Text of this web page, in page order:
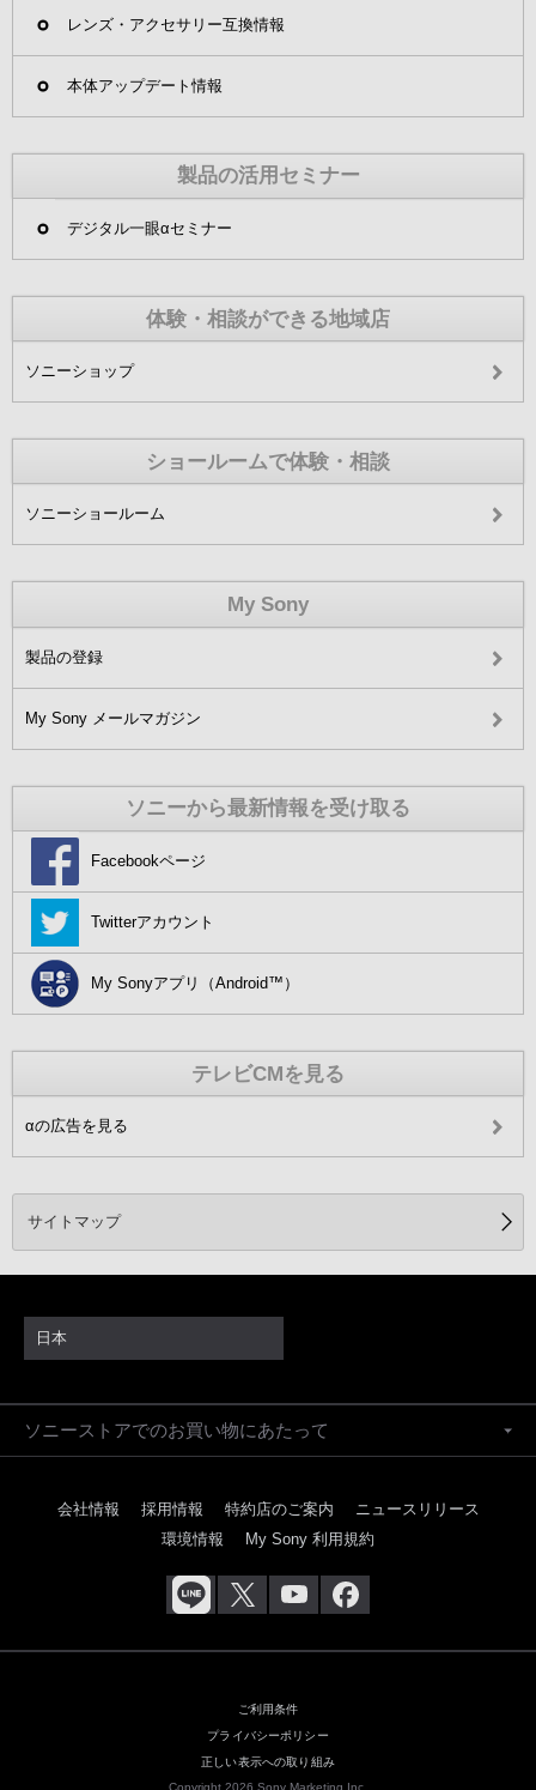
レンズ・アクセサリー互換情報
本体アップデート情報
製品の活用セミナー
デジタル一眼αセミナー
体験・相談ができる地域店
ソニーショップ
ショールームで体験・相談
ソニーショールーム
My Sony
製品の登録
My Sony メールマガジン
ソニーから最新情報を受け取る
Facebookページ
Twitterアカウント
My Sonyアプリ（Android™）
テレビCMを見る
αの広告を見る
サイトマップ
日本
ソニーストアでのお買い物にあたって
会社情報 採用情報 特約店のご案内
ニュースリリース
環境情報
My Sony 利用規約
ご利用条件
プライバシーポリシー
正しい表示への取り組み
Copyright 2026 Sony Marketing Inc.